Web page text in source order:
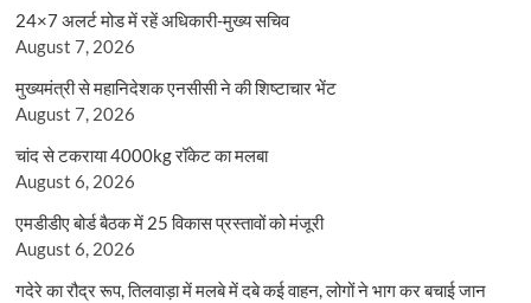
24×7 अलर्ट मोड में रहें अधिकारी-मुख्य सचिव
August 7, 2026
मुख्यमंत्री से महानिदेशक एनसीसी ने की शिष्टाचार भेंट
August 7, 2026
चांद से टकराया 4000kg रॉकेट का मलबा
August 6, 2026
एमडीडीए बोर्ड बैठक में 25 विकास प्रस्तावों को मंजूरी
August 6, 2026
गदेरे का रौद्र रूप, तिलवाड़ा में मलबे में दबे कई वाहन, लोगों ने भाग कर बचाई जान